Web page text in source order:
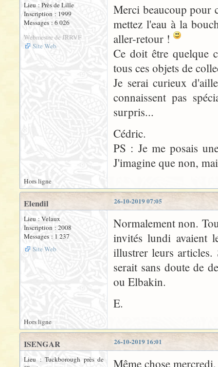
Lieu : Près de Lille
Inscription : 1999
Messages : 6 026
Webmestre de JRRVF
Site Web
Merci beaucoup pour
mettez l'eau à la
aller-retour !
Ce doit être quelque
tous ces objets de
Je serai curieux
connaissent pas
surpris...
Cédric.
PS : Je me posais
J'imagine que non,
Hors ligne
26-10-2019 07:05
Elendil
Lieu : Velaux
Inscription : 2008
Messages : 1 237
Site Web
Normalement non.
invités lundi avaient
illustrer leurs
serait sans doute de
ou Elbakin.
E.
Hors ligne
26-10-2019 16:01
ISENGAR
Lieu : Tuckborough près de
Même chose mercredi.